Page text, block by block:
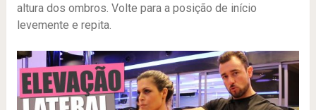
altura dos ombros. Volte para a posição de início
levemente e repita.